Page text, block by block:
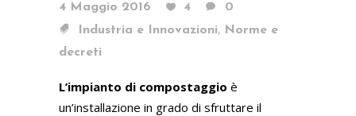
4 Maggio 2016 4
0
Industria e Innovazioni, Norme e
decreti
L’impianto di compostaggio è
un’installazione in grado di sfruttare il